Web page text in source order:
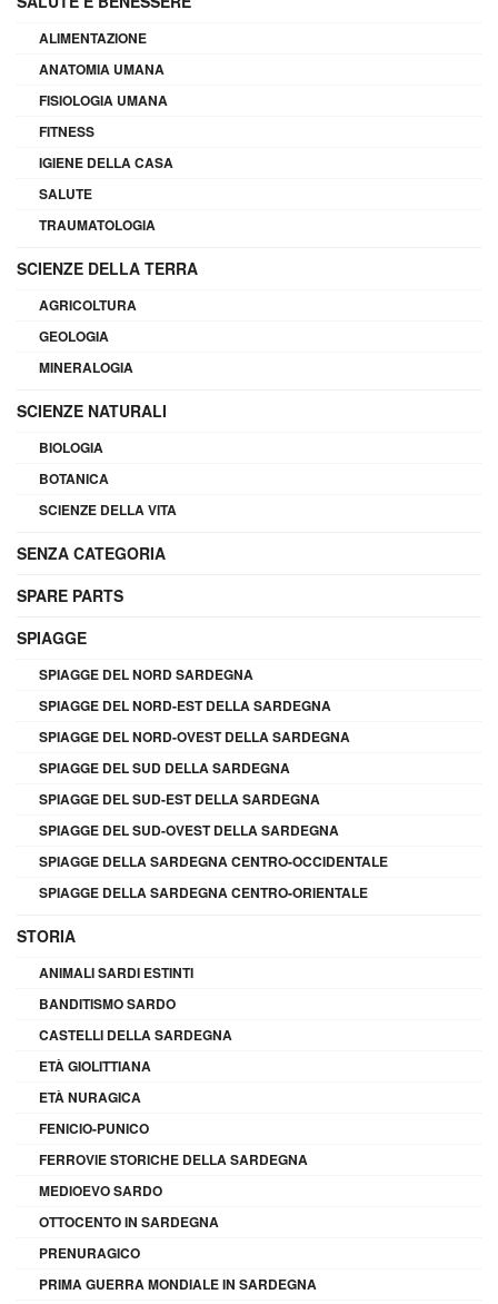
ALIMENTAZIONE
ANATOMIA UMANA
FISIOLOGIA UMANA
FITNESS
IGIENE DELLA CASA
SALUTE
TRAUMATOLOGIA
SCIENZE DELLA TERRA
AGRICOLTURA
GEOLOGIA
MINERALOGIA
SCIENZE NATURALI
BIOLOGIA
BOTANICA
SCIENZE DELLA VITA
SENZA CATEGORIA
SPARE PARTS
SPIAGGE
SPIAGGE DEL NORD SARDEGNA
SPIAGGE DEL NORD-EST DELLA SARDEGNA
SPIAGGE DEL NORD-OVEST DELLA SARDEGNA
SPIAGGE DEL SUD DELLA SARDEGNA
SPIAGGE DEL SUD-EST DELLA SARDEGNA
SPIAGGE DEL SUD-OVEST DELLA SARDEGNA
SPIAGGE DELLA SARDEGNA CENTRO-OCCIDENTALE
SPIAGGE DELLA SARDEGNA CENTRO-ORIENTALE
STORIA
ANIMALI SARDI ESTINTI
BANDITISMO SARDO
CASTELLI DELLA SARDEGNA
ETÀ GIOLITTIANA
ETÀ NURAGICA
FENICIO-PUNICO
FERROVIE STORICHE DELLA SARDEGNA
MEDIOEVO SARDO
OTTOCENTO IN SARDEGNA
PRENURAGICO
PRIMA GUERRA MONDIALE IN SARDEGNA